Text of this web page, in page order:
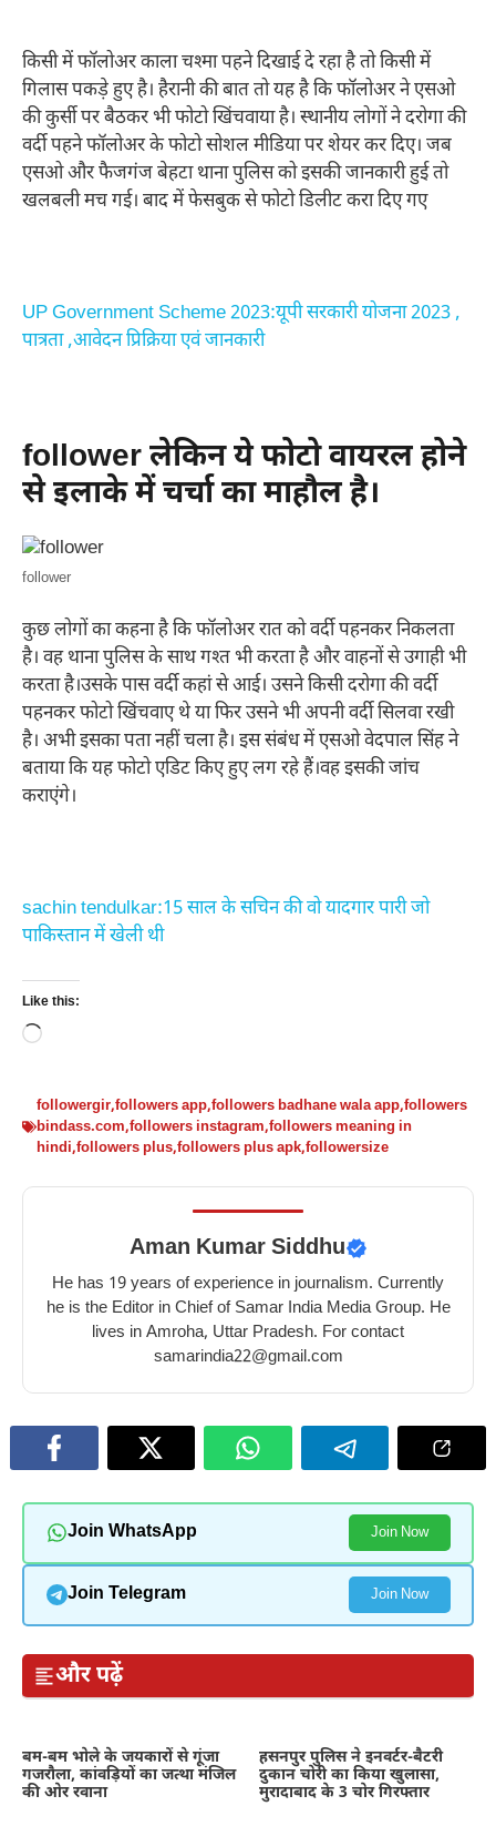
किसी में फॉलोअर काला चश्मा पहने दिखाई दे रहा है तो किसी में
गिलास पकड़े हुए है। हैरानी की बात तो यह है कि फॉलोअर ने एसओ
की कुर्सी पर बैठकर भी फोटो खिंचवाया है। स्थानीय लोगों ने दरोगा की
वर्दी पहने फॉलोअर के फोटो सोशल मीडिया पर शेयर कर दिए। जब
एसओ और फैजगंज बेहटा थाना पुलिस को इसकी जानकारी हुई तो
खलबली मच गई। बाद में फेसबुक से फोटो डिलीट करा दिए गए
UP Government Scheme 2023:यूपी सरकारी योजना 2023 ,
पात्रता ,आवेदन प्रिक्रिया एवं जानकारी
follower लेकिन ये फोटो वायरल होने
से इलाके में चर्चा का माहौल है।
follower
कुछ लोगों का कहना है कि फॉलोअर रात को वर्दी पहनकर निकलता
है। वह थाना पुलिस के साथ गश्त भी करता है और वाहनों से उगाही भी
करता है।उसके पास वर्दी कहां से आई। उसने किसी दरोगा की वर्दी
पहनकर फोटो खिंचवाए थे या फिर उसने भी अपनी वर्दी सिलवा रखी
है। अभी इसका पता नहीं चला है। इस संबंध में एसओ वेदपाल सिंह ने
बताया कि यह फोटो एडिट किए हुए लग रहे हैं।वह इसकी जांच
कराएंगे।
sachin tendulkar:15 साल के सचिन की वो यादगार पारी जो
पाकिस्तान में खेली थी
Like this:
Loading…
followergir,followers app,followers badhane wala app,followers
bindass.com,followers instagram,followers meaning in
hindi,followers plus,followers plus apk,followersize
Aman Kumar Siddhu
He has 19 years of experience in journalism. Currently
he is the Editor in Chief of Samar India Media Group. He
lives in Amroha, Uttar Pradesh. For contact
samarindia22@gmail.com
Join WhatsApp Join Now
Join Telegram Join Now
और पढ़ें
बम-बम भोले के जयकारों से गूंजा
गजरौला, कांवड़ियों का जत्था मंजिल
की ओर रवाना
हसनपुर पुलिस ने इनवर्टर-बैटरी
दुकान चोरी का किया खुलासा,
मुरादाबाद के 3 चोर गिरफ्तार